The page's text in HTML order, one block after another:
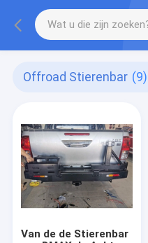
Offroad Stierenbar (9)
Van de de Stierenbar